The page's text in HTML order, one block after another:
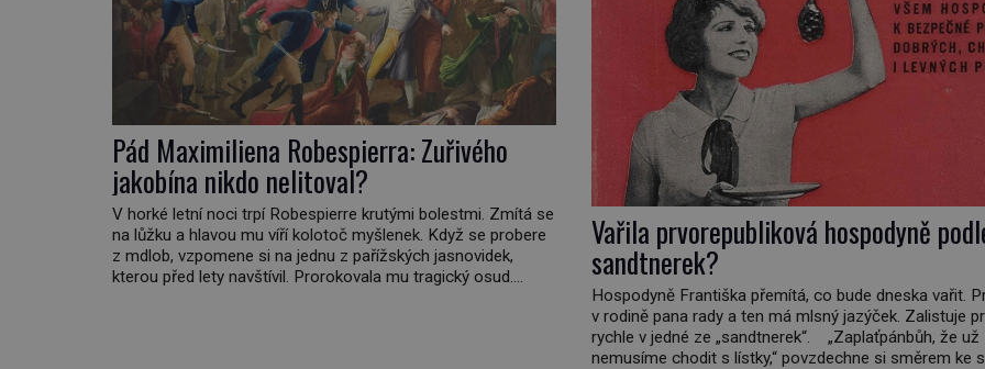
Pád Maximiliena Robespierra: Zuřivého
jakobína nikdo nelitoval?
V horké letní noci trpí Robespierre krutými bolestmi. Zmítá se
na lůžku a hlavou mu víří kolotoč myšlenek. Když se probere
z mdlob, vzpomene si na jednu z pařížských jasnovidek,
kterou před lety navštívil. Prorokovala mu tragický osud.
Vařila prvorepubliková hospodyně
sandtnerek?
Hospodyně Františka přemítá, co bude dneska vařit.
v rodině pana rady a ten má mlsný jazýček. Zalistuje
rychle v jedné ze „sandtnerek“. „Zaplaťpánbůh, že už
nemusíme chodit s lístky,“ povzdechne si směrem ke